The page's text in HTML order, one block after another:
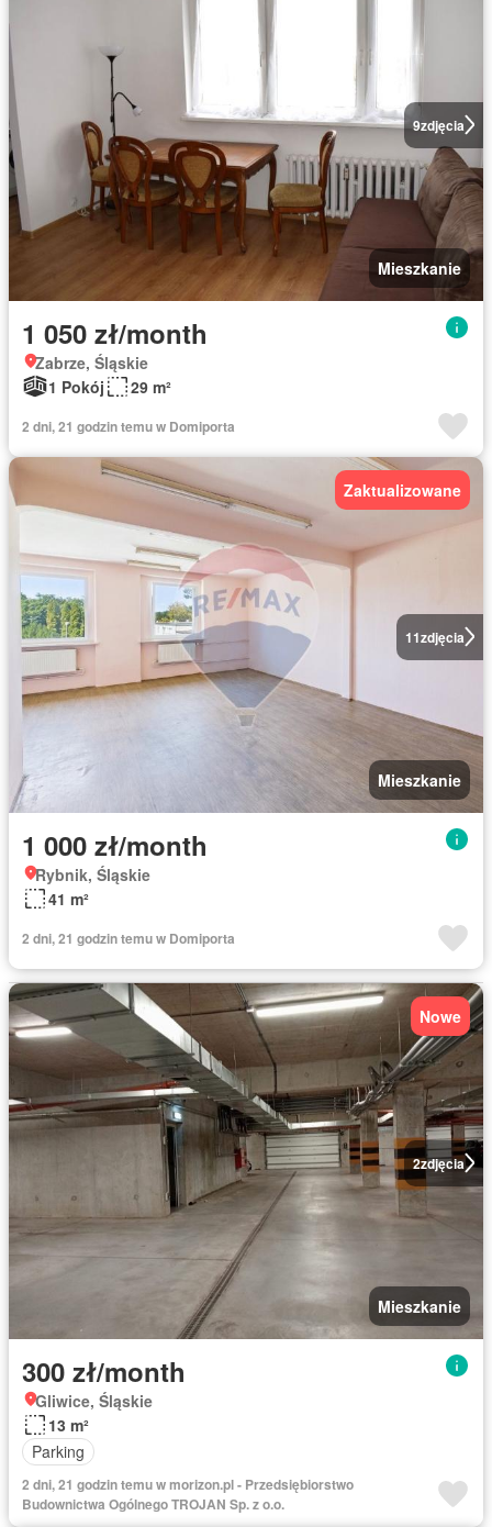
9zdjęcia
Mieszkanie
1 050 zł/month
Zabrze, Śląskie
1 Pokój
29 m²
2 dni, 21 godzin temu w Domiporta
11zdjęcia
Zaktualizowane
Mieszkanie
1 000 zł/month
Rybnik, Śląskie
41 m²
2 dni, 21 godzin temu w Domiporta
2zdjęcia
Nowe
Mieszkanie
300 zł/month
Gliwice, Śląskie
13 m²
Parking
2 dni, 21 godzin temu w morizon.pl - Przedsiębiorstwo
Budownictwa Ogólnego TROJAN Sp. z o.o.